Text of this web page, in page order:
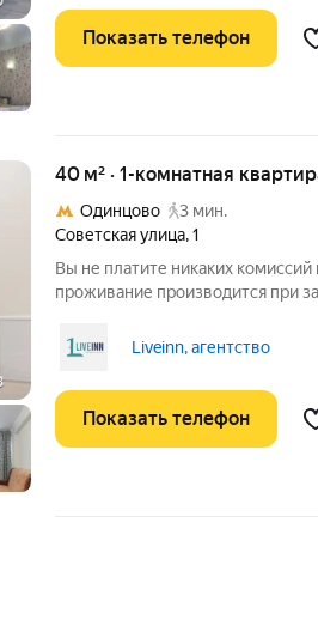
Показать телефон
40 м² · 1-комнатная
Одинцово
3 мин.
Советская улица,1
Вы не платите никаких
проживание производится при
Удобный район с развитой
Liveinn, агентство
Показать телефон